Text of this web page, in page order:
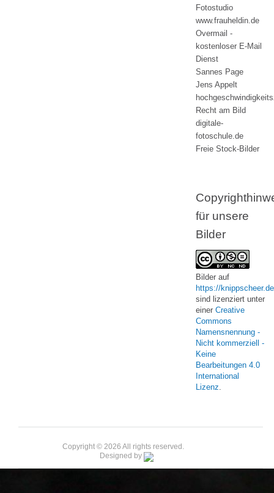
Fotostudio
www.frauheldin.de
Overmail -
kostenloser E-Mail
Dienst
Sannes Page
Jens Appelt
Recht am Bild
digitale-
fotoschule.de
Freie Stock-Bilder
für unsere
Bilder
Bilder auf
https://knippscheer.de
sind lizenziert unter
einer Creative
Commons
Namensnennung -
Nicht kommerziell -
Keine
Bearbeitungen 4.0
International
Lizenz.
Copyright © 2026 All rights reserved.
Designed by